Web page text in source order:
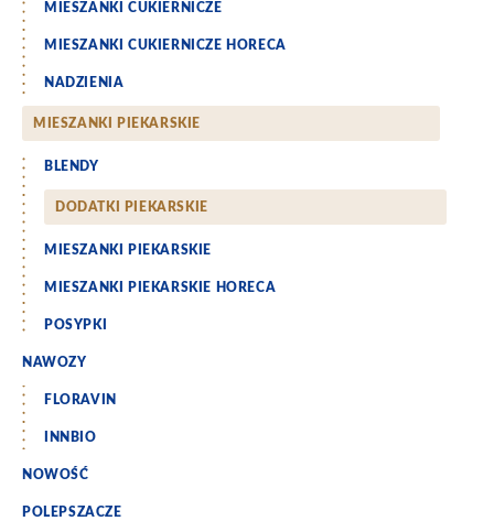
MIESZANKI CUKIERNICZE
MIESZANKI CUKIERNICZE HORECA
NADZIENIA
MIESZANKI PIEKARSKIE
BLENDY
DODATKI PIEKARSKIE
MIESZANKI PIEKARSKIE
MIESZANKI PIEKARSKIE HORECA
POSYPKI
NAWOZY
FLORAVIN
INNBIO
NOWOŚĆ
POLEPSZACZE